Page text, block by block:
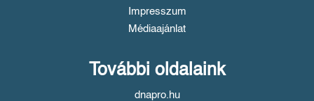
Impresszum
Médiaajánlat
További oldalaink
dnapro.hu